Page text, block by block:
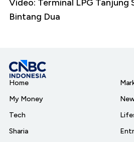
Video: Terminal LPG Tanjung
Bintang Dua
Home
My Money
Tech
Sharia